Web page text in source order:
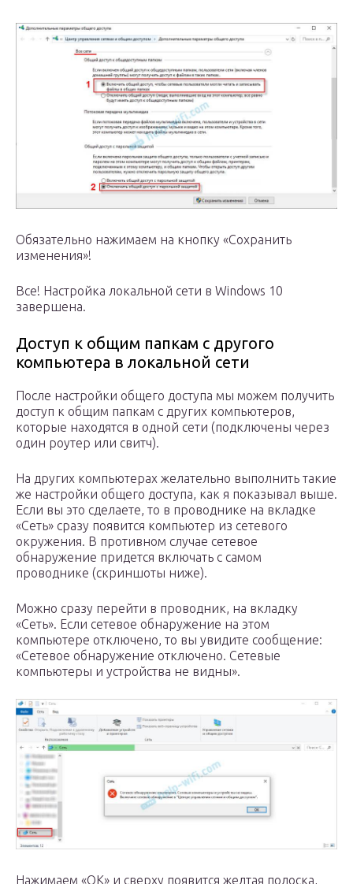
Обязательно нажимаем на кнопку «Сохранить
изменения»!
Все! Настройка локальной сети в Windows 10
завершена.
Доступ к общим папкам с другого
компьютера в локальной сети
После настройки общего доступа мы можем получить
доступ к общим папкам с других компьютеров,
которые находятся в одной сети (подключены через
один роутер или свитч).
На других компьютерах желательно выполнить такие
же настройки общего доступа, как я показывал выше.
Если вы это сделаете, то в проводнике на вкладке
«Сеть» сразу появится компьютер из сетевого
окружения. В противном случае сетевое
обнаружение придется включать с самом
проводнике (скриншоты ниже).
Можно сразу перейти в проводник, на вкладку
«Сеть». Если сетевое обнаружение на этом
компьютере отключено, то вы увидите сообщение:
«Сетевое обнаружение отключено. Сетевые
компьютеры и устройства не видны».
Нажимаем «OK» и сверху появится желтая полоска,